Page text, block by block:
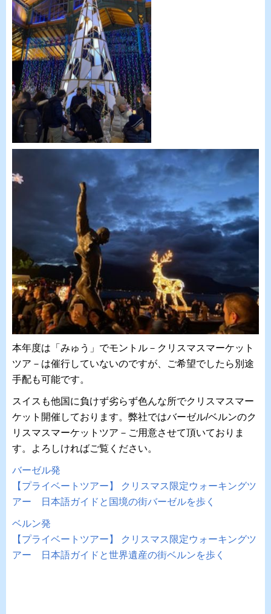
本年度は「みゅう」でモントル－クリスマスマーケット
ツア－は催行していないのですが、ご希望でしたら別途
手配も可能です。
スイスも他国に負けず劣らず色んな所でクリスマスマー
ケット開催しております。弊社ではバーゼル/ベルンのク
リスマスマーケットツア－ご用意させて頂いておりま
す。よろしければご覧ください。
バーゼル発
【プライベートツアー】 クリスマス限定ウォーキングツ
アー 日本語ガイドと国境の街バーゼルを歩く
ベルン発
【プライベートツアー】 クリスマス限定ウォーキングツ
アー 日本語ガイドと世界遺産の街ベルンを歩く